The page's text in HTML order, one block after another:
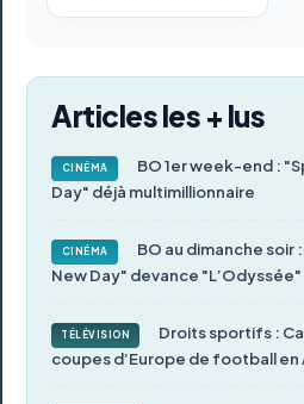
Articles les + lus
CINÉMA
BO 1er week-end :
Day" déjà multimillionnaire
CINÉMA
BO au dimanche soir
New Day" devance "L’Odyssée"
TÉLÉVISION
Droits sportifs :
coupes d’Europe de football